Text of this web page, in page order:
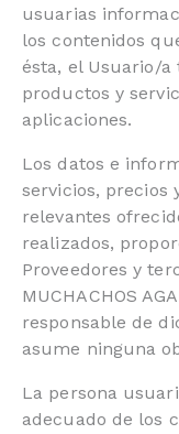
usuarias
los contenidos
ésta, el Usuario/
productos y
aplicaciones.
Los datos e
servicios, precios
relevantes
realizados,
Proveedores y
MUCHACHOS
responsable de
asume ninguna
La persona
adecuado de los